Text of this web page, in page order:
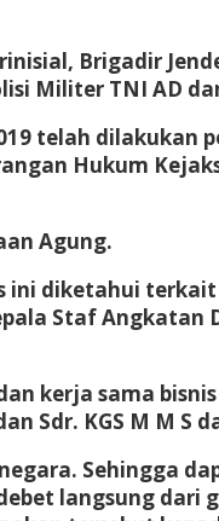
Brigadir
Militer TNI AD
telah
Hukum
Agung.
ini diketahui
Staf
kerja sama
Sdr. KGS M M S
Sehingga
langsung dari